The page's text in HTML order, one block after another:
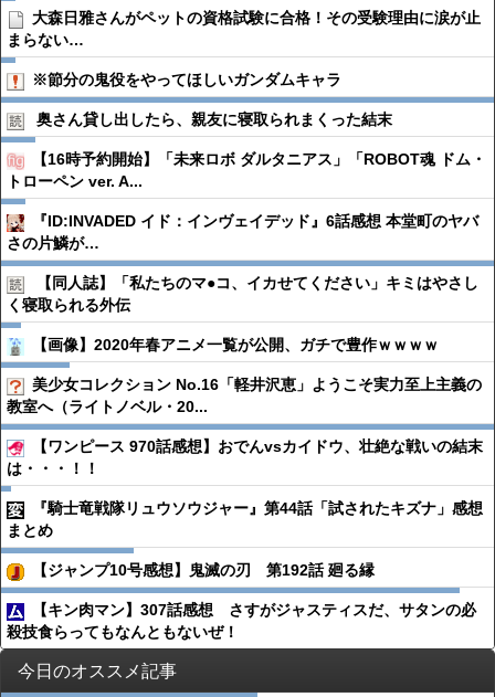
大森日雅さんがペットの資格試験に合格！その受験理由に涙が止
まらない…
※節分の鬼役をやってほしいガンダムキャラ
奥さん貸し出したら、親友に寝取られまくった結末
【16時予約開始】「未来ロボ ダルタニアス」「ROBOT魂 ドム・
トローペン ver. A...
『ID:INVADED イド：インヴェイデッド』6話感想 本堂町のヤバ
さの片鱗が…
【同人誌】「私たちのマ●︎コ、イカせてください」キミはやさし
く寝取られる外伝
【画像】2020年春アニメ一覧が公開、ガチで豊作ｗｗｗｗ
美少女コレクション No.16「軽井沢恵」ようこそ実力至上主義の
教室へ（ライトノベル・20...
【ワンピース 970話感想】おでんvsカイドウ、壮絶な戦いの結末
は・・・！！
『騎士竜戦隊リュウソウジャー』第44話「試されたキズナ」感想
まとめ
【ジャンプ10号感想】鬼滅の刃 第192話 廻る縁
【キン肉マン】307話感想 さすがジャスティスだ、サタンの必
殺技食らってもなんともないぜ！
今日のオススメ記事